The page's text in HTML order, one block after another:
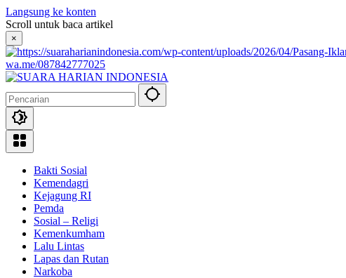
Langsung ke konten
Scroll untuk baca artikel
×
wa.me/087842777025
Bakti Sosial
Kemendagri
Kejagung RI
Pemda
Sosial – Religi
Kemenkumham
Lalu Lintas
Lapas dan Rutan
Narkoba